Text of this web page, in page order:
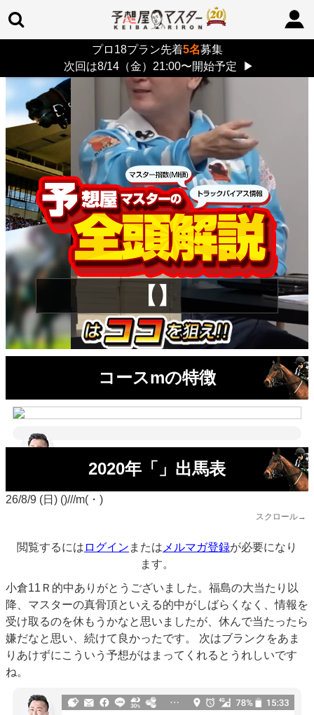
プロ18プラン先着5名募集
次回は8/14（金）21:00〜開始予定
▶
> 26/8/9 (日)
【】
コースmの特徴
2020年「」出馬表
26/8/9 (日) ()///m(・)
スクロール→
閲覧するには ログイン または メルマガ登録が必要になり
ます。
小倉11Ｒ的中ありがとうございました。福島の大当たり以
降、マスターの真骨頂といえる的中がしばらくなく、情報を
受け取るのを休もうかなと思いましたが、休んで当たったら
嫌だなと思い、続けて良かったです。 次はブランクをあま
りあけずにこういう予想がはまってくれるとうれしいです
ね。